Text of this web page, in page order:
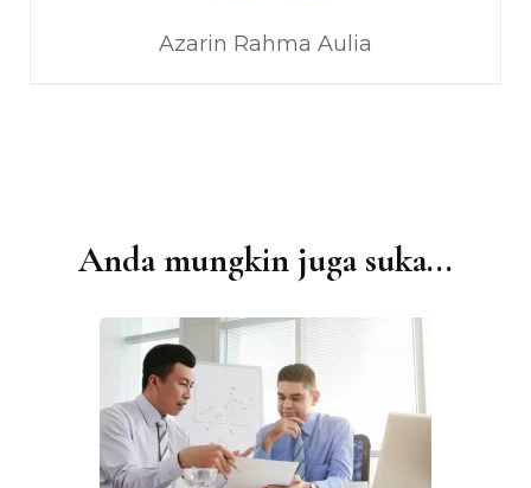
Azarin Rahma Aulia
NavigasiAnda mungkin juga suka...